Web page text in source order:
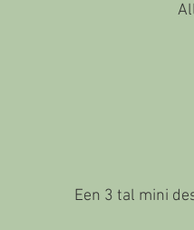
Een 3 tal mini